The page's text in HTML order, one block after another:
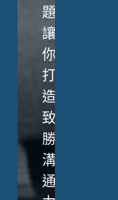
題，
讓
你
打
造
致
勝
溝
通